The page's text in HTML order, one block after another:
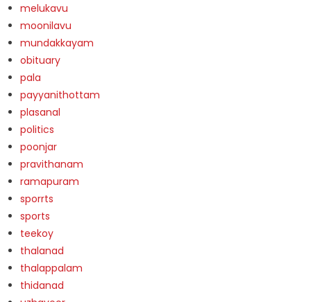
melukavu
moonilavu
mundakkayam
obituary
pala
payyanithottam
plasanal
politics
poonjar
pravithanam
ramapuram
sporrts
sports
teekoy
thalanad
thalappalam
thidanad